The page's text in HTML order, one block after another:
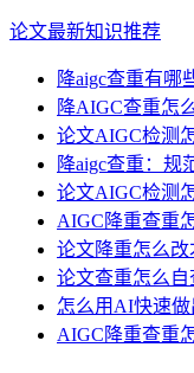
论文最新知识推荐
降aigc查重有哪
降AIGC查重怎
论文AIGC检测
降aigc查重：规
论文AIGC检测
AIGC降重查重
论文降重怎么改
论文查重怎么
怎么用AI快速做
AIGC降重查重